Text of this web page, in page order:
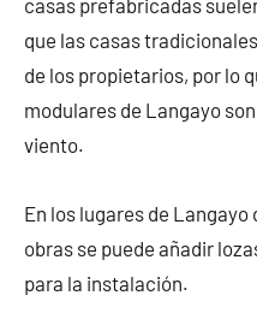
casas prefabricadas
que las casas
de los propietarios, por lo
modulares de Langayo
viento.
En los lugares de
obras se puede añadir
para la instalación.